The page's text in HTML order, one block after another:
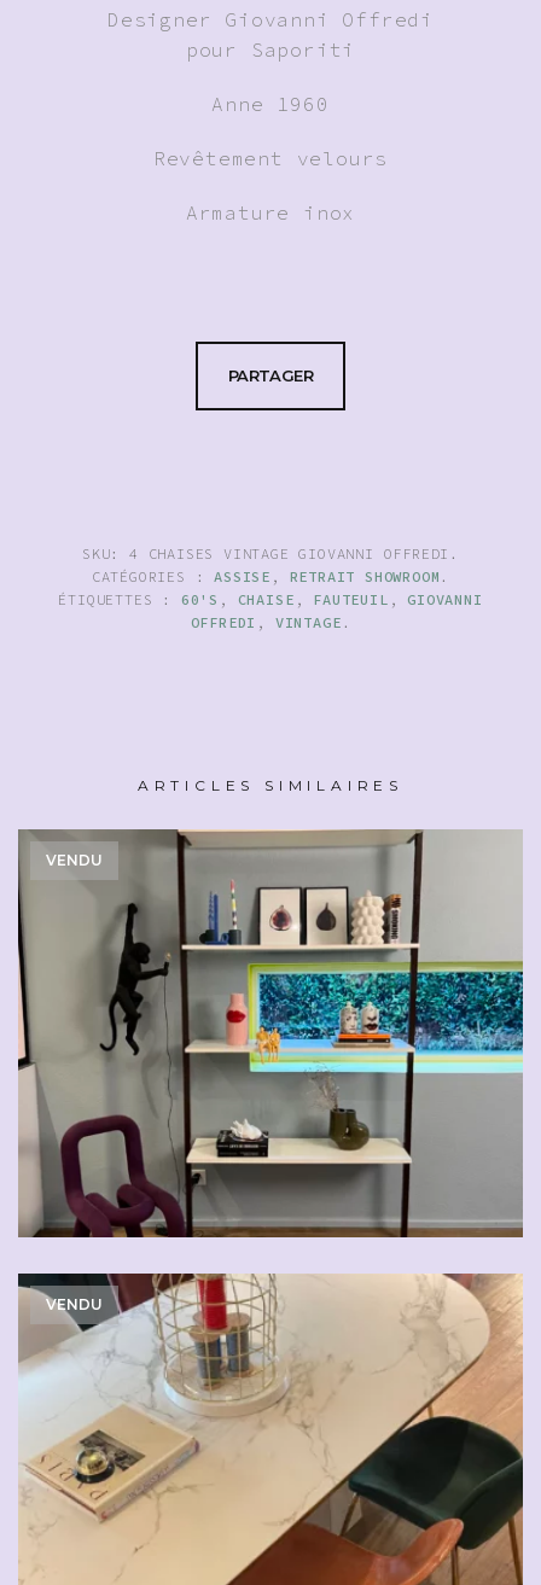
Designer Giovanni Offredi
pour Saporiti
Anne 1960
Revêtement velours
Armature inox
PARTAGER
SKU: 4 CHAISES VINTAGE GIOVANNI OFFREDI .
CATÉGORIES :ASSISE , RETRAIT SHOWROOM .
ÉTIQUETTES : 60'S , CHAISE , FAUTEUIL , GIOVANNI
OFFREDI , VINTAGE .
ARTICLES SIMILAIRES
VENDU
VENDU